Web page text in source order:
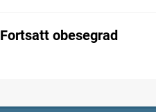
Fortsatt obesegrad